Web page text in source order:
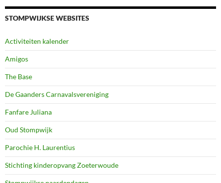
STOMPWIJKSE WEBSITES
Activiteiten kalender
Amigos
The Base
De Gaanders Carnavalsvereniging
Fanfare Juliana
Oud Stompwijk
Parochie H. Laurentius
Stichting kinderopvang Zoeterwoude